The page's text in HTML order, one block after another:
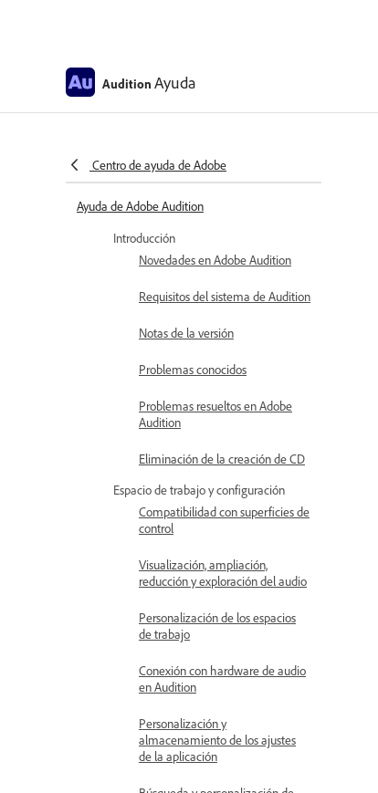
Audition Ayuda
Centro de ayuda de Adobe
Ayuda de Adobe Audition
Introducción
Novedades en Adobe Audition
Requisitos del sistema de Audition
Notas de la versión
Problemas conocidos
Problemas resueltos en Adobe
Audition
Eliminación de la creación de CD
Espacio de trabajo y configuración
Compatibilidad con superficies de
control
Visualización, ampliación,
reducción y exploración del audio
Personalización de los espacios
de trabajo
Conexión con hardware de audio
en Audition
Personalización y
almacenamiento de los ajustes
de la aplicación